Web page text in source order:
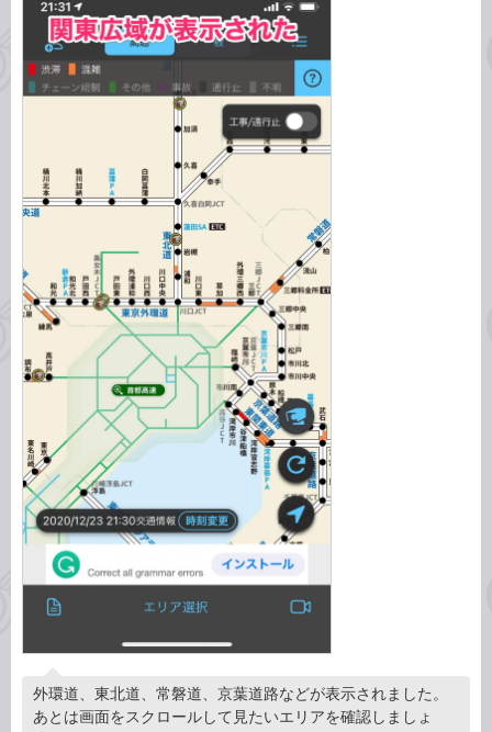
外環道、東北道、常磐道、京葉道路などが表示されました。
あとは画面をスクロールして見たいエリアを確認しましょ